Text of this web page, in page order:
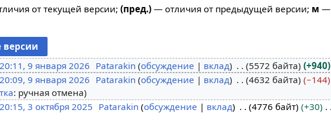
от текущей версии;(пред.) — отличия от предыдущей версии; м —
20:11, 9 января 2026 Patarakin обсуждение вклад 5572 байта
+940
20:09, 9 января 2026 Patarakin обсуждение вклад 4632 байта
−144
: ручная отмена
20:15, 3 октября 2025 Patarakin обсуждение вклад 4776 байт
+30